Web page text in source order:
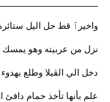
واخيرٱ قط حل اليل
نزل من عربيته وهو يمسك
دخل الي الڤيلا وطلع
علم بأنها تأخذ حمام